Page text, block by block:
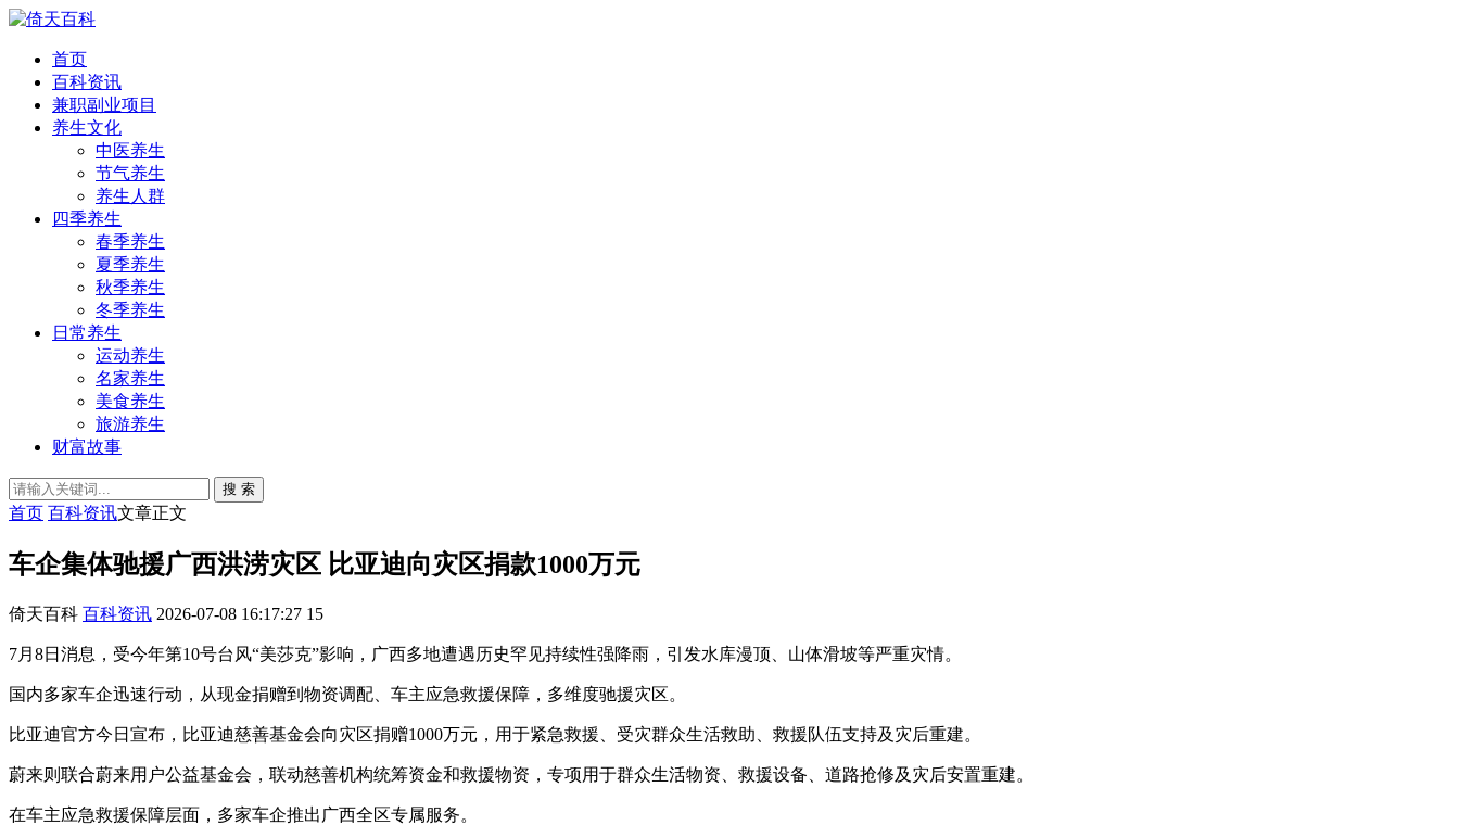
首页
百科资讯
兼职副业项目
养生文化
中医养生
节气养生
养生人群
四季养生
春季养生
夏季养生
秋季养生
冬季养生
日常养生
运动养生
名家养生
美食养生
旅游养生
财富故事
搜 索
首页 百科资讯文章正文
车企集体驰援广西洪涝灾区 比亚迪向灾区捐款1000万元
倚天百科 百科资讯 2026-07-08 16:17:27 15
7月8日消息，受今年第10号台风“美莎克”影响，广西多地遭遇历史罕见持续性强降雨，引发水库漫顶、山体滑坡等严重灾情。
国内多家车企迅速行动，从现金捐赠到物资调配、车主应急救援保障，多维度驰援灾区。
比亚迪官方今日宣布，比亚迪慈善基金会向灾区捐赠1000万元，用于紧急救援、受灾群众生活救助、救援队伍支持及灾后重建。
蔚来则联合蔚来用户公益基金会，联动慈善机构统筹资金和救援物资，专项用于群众生活物资、救援设备、道路抢修及灾后安置重建。
在车主应急救援保障层面，多家车企推出广西全区专属服务。